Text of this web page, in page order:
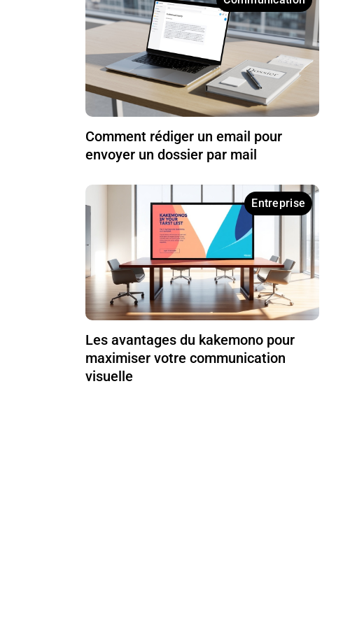
Comment rédiger un email pour
envoyer un dossier par mail
Entreprise
Les avantages du kakemono pour
maximiser votre communication
visuelle